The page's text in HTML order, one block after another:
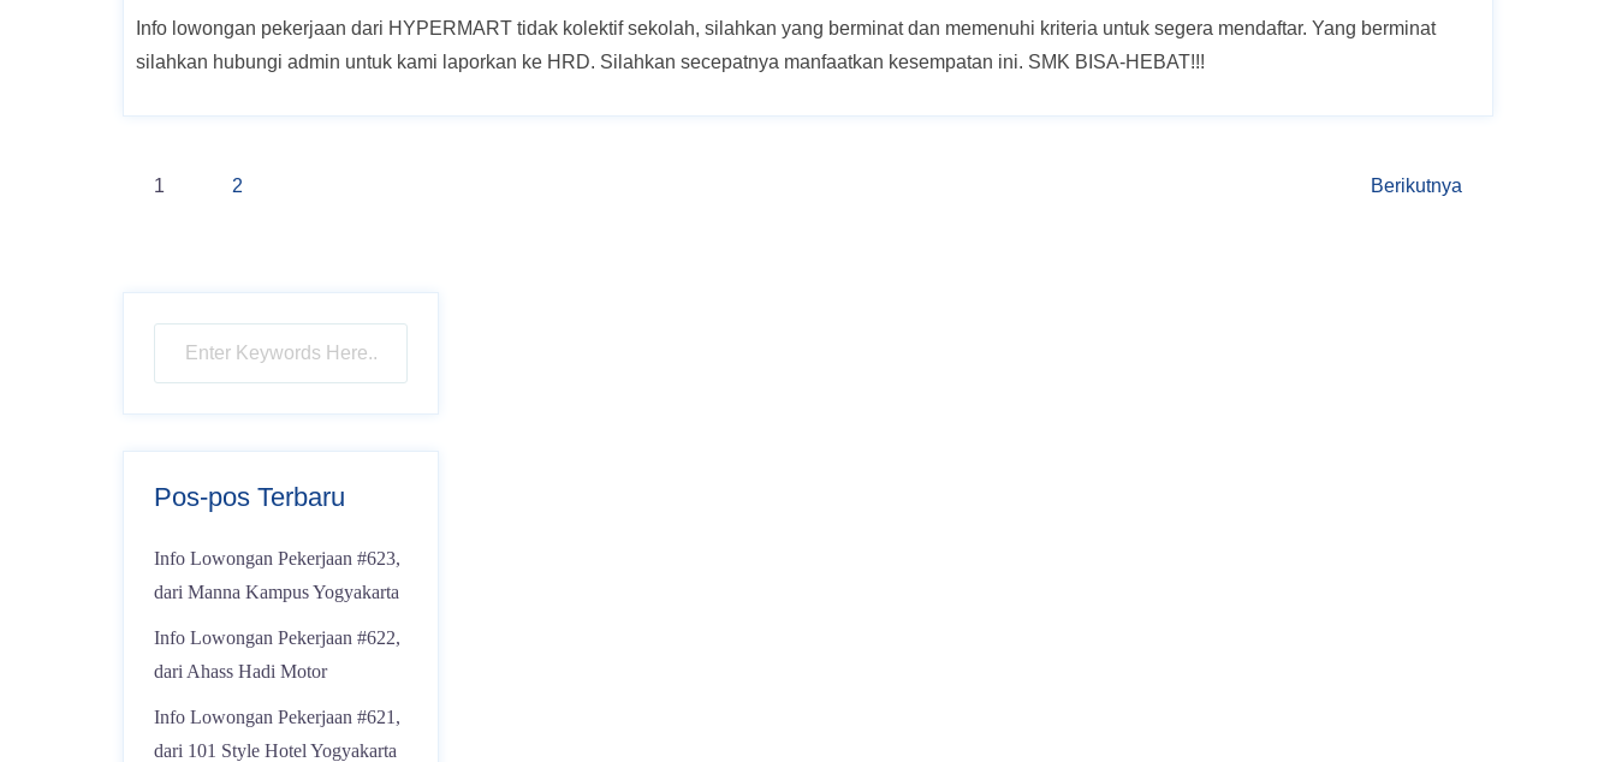
Info lowongan pekerjaan dari HYPERMART tidak kolektif sekolah, silahkan yang berminat dan memenuhi kriteria untuk segera mendaftar. Yang berminat
silahkan hubungi admin untuk kami laporkan ke HRD. Silahkan secepatnya manfaatkan kesempatan ini. SMK BISA-HEBAT!!!
Navigasi
1 2 Berikutnya
Pos-pos Terbaru
Info Lowongan Pekerjaan #623,
dari Manna Kampus Yogyakarta
Info Lowongan Pekerjaan #622,
dari Ahass Hadi Motor
Info Lowongan Pekerjaan #621,
dari 101 Style Hotel Yogyakarta